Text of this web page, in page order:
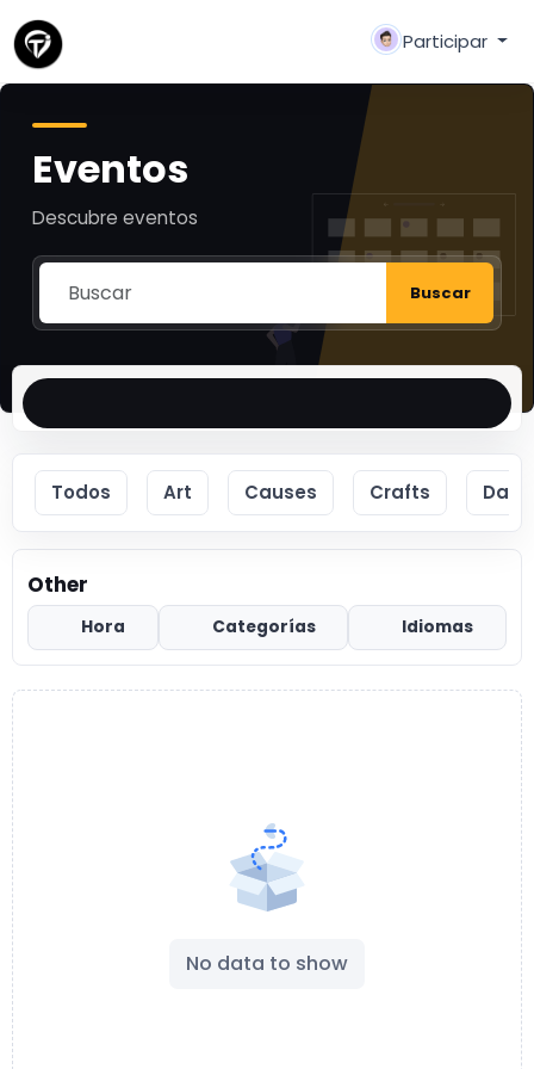
Participar
Eventos
Descubre eventos
Buscar
Todos Art Causes Crafts
Other
Hora Categorías Idiomas
No data to show